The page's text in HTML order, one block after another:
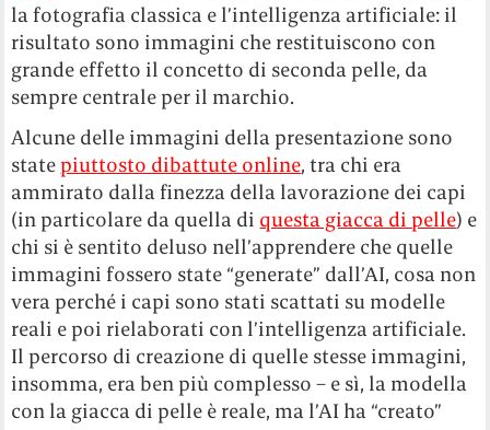
la fotografia classica e l’intelligenza artificiale: il
risultato sono immagini che restituiscono con
grande effetto il concetto di seconda pelle, da
sempre centrale per il marchio.
Alcune delle immagini della presentazione sono
statepiuttosto dibattute online, tra chi era
ammirato dalla finezza della lavorazione dei capi
(in particolare da quella di questa giacca di pelle) e
chi si è sentito deluso nell’apprendere che quelle
immagini fossero state “generate” dall’AI, cosa non
vera perché i capi sono stati scattati su modelle
reali e poi rielaborati con l’intelligenza artificiale.
Il percorso di creazione di quelle stesse immagini,
insomma, era ben più complesso – e sì, la modella
con la giacca di pelle è reale, ma l’AI ha “creato”